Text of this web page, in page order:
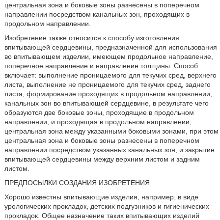
центральная зона и боковые зоны разнесены в поперечном
направлении посредством канальных зон, проходящих в
продольном направлении.
Изобретение также относится к способу изготовления
впитывающей сердцевины, предназначенной для использования
во впитывающем изделии, имеющем продольное направление,
поперечное направление и направление толщины. Способ
включает: выполнение проницаемого для текучих сред, верхнего
листа, выполнение не проницаемого для текучих сред, заднего
листа, формирование проходящих в продольном направлении,
канальных зон во впитывающей сердцевине, в результате чего
образуются две боковые зоны, проходящие в продольном
направлении, и проходящая в продольном направлении,
центральная зона между указанными боковыми зонами, при этом
центральная зона и боковые зоны разнесены в поперечном
направлении посредством указанных канальных зон, и закрытие
впитывающей сердцевины между верхним листом и задним
листом.
ПРЕДПОСЫЛКИ СОЗДАНИЯ ИЗОБРЕТЕНИЯ
Хорошо известны впитывающие изделия, например, в виде
урологических прокладок, детских подгузников и гигиенических
прокладок. Общее назначение таких впитывающих изделий